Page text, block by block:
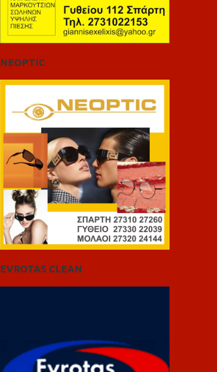
NEOPTIC
EVROTAS CLEAN